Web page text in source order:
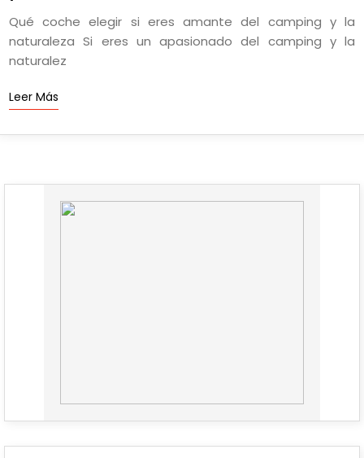
Qué coche elegir si eres amante del camping y la
naturaleza Si eres un apasionado del camping y la
naturalez
Leer Más